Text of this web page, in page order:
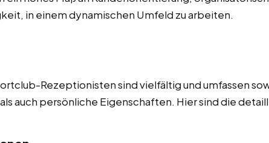
in einem dynamischen Umfeld zu arbeiten.
Rezeptionisten sind vielfältig und umfassen
auch persönliche Eigenschaften. Hier sind die